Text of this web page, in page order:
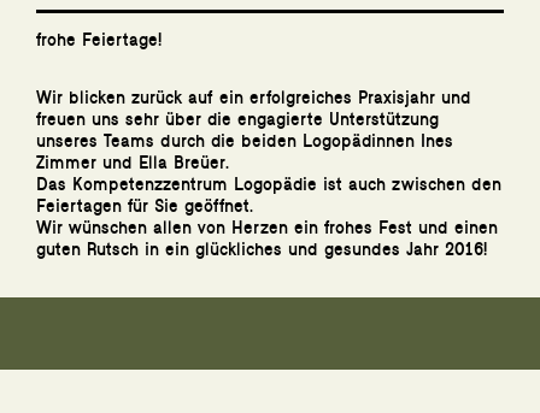
frohe Feiertage!
Wir blicken zurück auf ein erfolgreiches Praxisjahr und
freuen uns sehr über die engagierte Unterstützung
unseres Teams durch die beiden Logopädinnen Ines
Zimmer und Ella Breüer.
Das Kompetenzzentrum Logopädie ist auch zwischen den
Feiertagen für Sie geöffnet.
Wir wünschen allen von Herzen ein frohes Fest und einen
guten Rutsch in ein glückliches und gesundes Jahr 2016!